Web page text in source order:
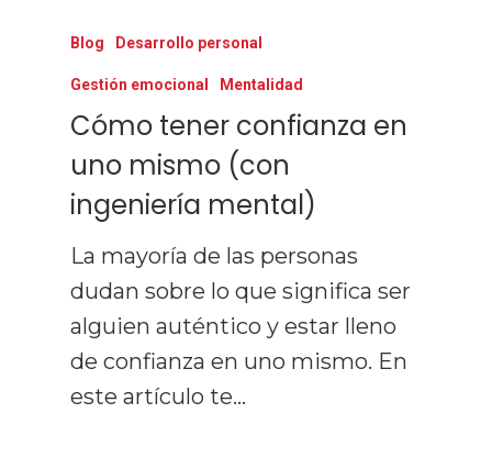
Blog Desarrollo personal
Gestión emocional Mentalidad
Cómo tener confianza en
uno mismo (con
ingeniería mental)
La mayoría de las personas
dudan sobre lo que significa ser
alguien auténtico y estar lleno
de confianza en uno mismo. En
este artículo te…